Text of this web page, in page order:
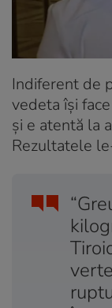
Indiferent de
vedeta își
și e atentă la
Rezultatele